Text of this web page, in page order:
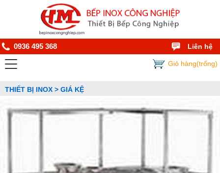
0936 495 368 Liên hệ
Giỏ hàng(trống)
THIẾT BỊ INOX > GIÁ KỆ